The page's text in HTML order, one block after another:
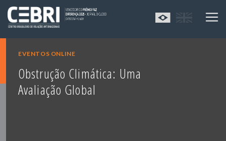
EVENTOS ONLINE
Obstrução Climática: Uma
Avaliação Global